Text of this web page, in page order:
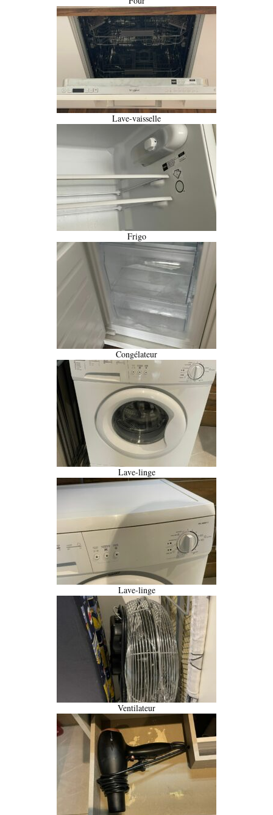
Lave-vaisselle
Frigo
Congélateur
Lave-linge
Lave-linge
Ventilateur